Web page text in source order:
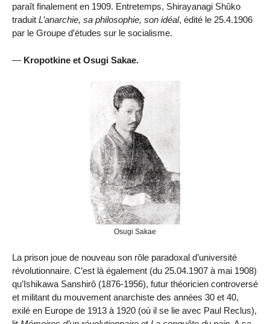
paraît finalement en 1909. Entretemps, Shirayanagi Shûko
traduit L’anarchie, sa philosophie, son idéal, édité le 25.4.1906
par le Groupe d’études sur le socialisme.
— Kropotkine et Osugi Sakae.
Osugi Sakae
La prison joue de nouveau son rôle paradoxal d’université
révolutionnaire. C’est là également (du 25.04.1907 à mai 1908)
qu’Ishikawa Sanshirô (1876-1956), futur théoricien controversé
et militant du mouvement anarchiste des années 30 et 40,
exilé en Europe de 1913 à 1920 (où il se lie avec Paul Reclus),